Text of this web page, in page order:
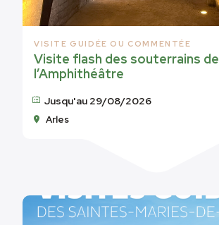
VISITE GUIDÉE OU COMMENTÉE
Visite flash des souterrains de
l’Amphithéâtre
Jusqu'au 29/08/2026
Arles